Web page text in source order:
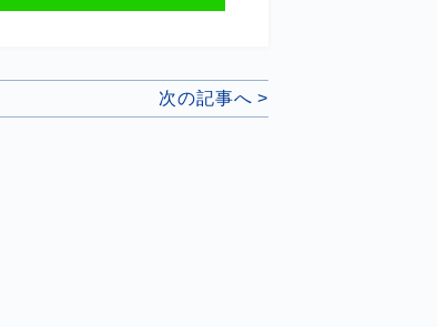
次の記事へ >